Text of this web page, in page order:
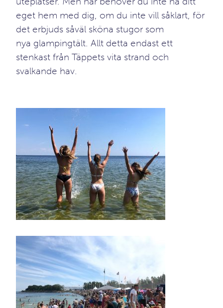
eget hem med dig, om du inte vill såklart, för
det erbjuds såväl sköna stugor som
nya glampingtält. Allt detta endast ett
stenkast från Täppets vita strand och
svalkande hav.